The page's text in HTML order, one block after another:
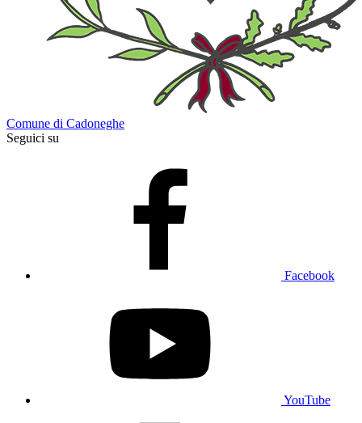
Comune di Cadoneghe
Seguici su
Facebook
YouTube